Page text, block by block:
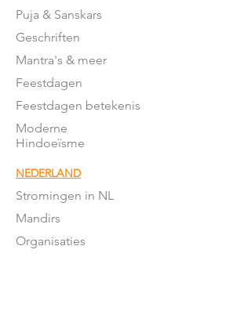
Puja & Sanskars
Geschriften
Mantra's & meer
Feestdagen
Feestdagen betekenis
Moderne
Hindoeïsme
NEDERLAND
Stromingen in NL
Mandirs
Organisaties